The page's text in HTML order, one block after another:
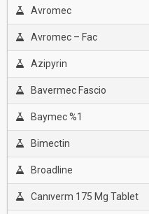
Avromec
Avromec – Fac
Azipyrin
Bavermec Fascio
Baymec %1
Bimectin
Broadline
Canıverm 175 Mg Tablet